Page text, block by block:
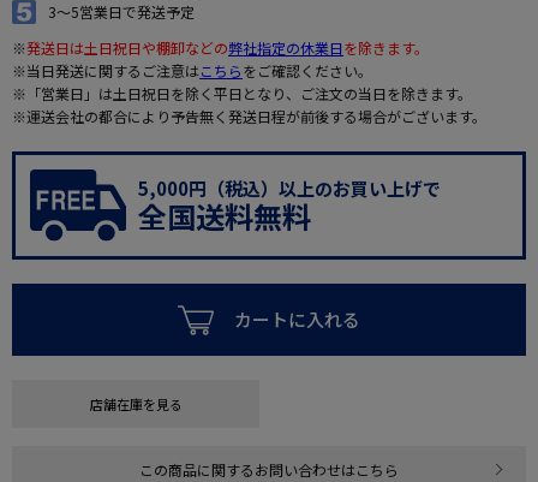
3～5営業日で発送予定
※発送日は土日祝日や棚卸などの弊社指定の休業日を除きます。
※当日発送に関するご注意はこちらをご確認ください。
※「営業日」は土日祝日を除く平日となり、ご注文の当日を除きます。
※運送会社の都合により予告無く発送日程が前後する場合がございます。
5,000円（税込）以上のお買い上げで
全国送料無料
カートに入れる
店舗在庫を見る
この商品に関するお問い合わせはこちら